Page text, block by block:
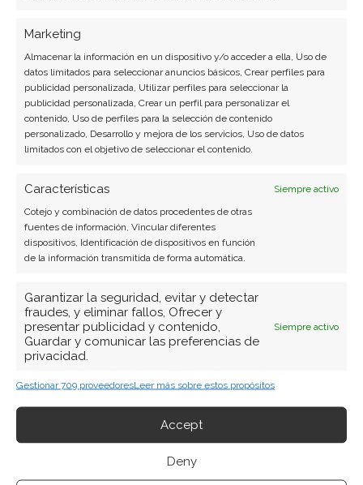
Marketing
Almacenar la información en un dispositivo y/o acceder a ella, Uso de
datos limitados para seleccionar anuncios básicos, Crear perfiles para
publicidad personalizada, Utilizar perfiles para seleccionar la
publicidad personalizada, Crear un perfil para personalizar el
contenido, Uso de perfiles para la selección de contenido
personalizado, Desarrollo y mejora de los servicios, Uso de datos
limitados con el objetivo de seleccionar el contenido.
Características
Siempre activo
Cotejo y combinación de datos procedentes de otras
fuentes de información, Vincular diferentes
dispositivos, Identificación de dispositivos en función
de la información transmitida de forma automática.
Garantizar la seguridad, evitar y detectar
fraudes, y eliminar fallos, Ofrecer y
presentar publicidad y contenido,
Guardar y comunicar las preferencias de
privacidad.
Siempre activo
Gestionar 709 proveedoresLeer más sobre estos propósitos
Accept
Deny